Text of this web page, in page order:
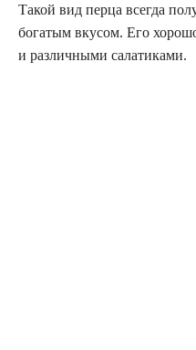
Такой вид перца всегда
богатым вкусом. Его
и различными салатиками.